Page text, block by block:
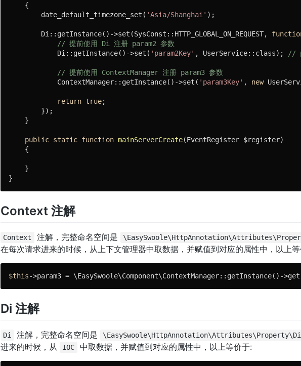
{
        date_default_timezone_set(
'Asia/Shanghai' );
        Di::getInstance()->set(SysConst::HTTP_GLOBAL_ON_REQUEST,
// 提前使用 Di 注册 param2 参数
            Di::getInstance()->set(
'param2Key' , UserService::class); //
// 提前使用 ContextManager 注册 param3 参数
            ContextManager::getInstance()->set(
'param3Key' , new
return true;
        });
    }
public static function mainServerCreate(EventRegister $register)
{
    }
}
Context 注解
Context 注解，完整命名空间是
在每次请求进来的时候，从上下文管理器中取数据，并赋值到对应的属性中，以上
$this->param3 = \EasySwoole\Component\ContextManager::getInstance()-
Di 注解
Di 注解，完整命名空间是 \EasySwoole\HttpAnnotation\Attributes\Property\Di
进来的时候，从
IOC 中取数据，并赋值到对应的属性中，以上等价于: